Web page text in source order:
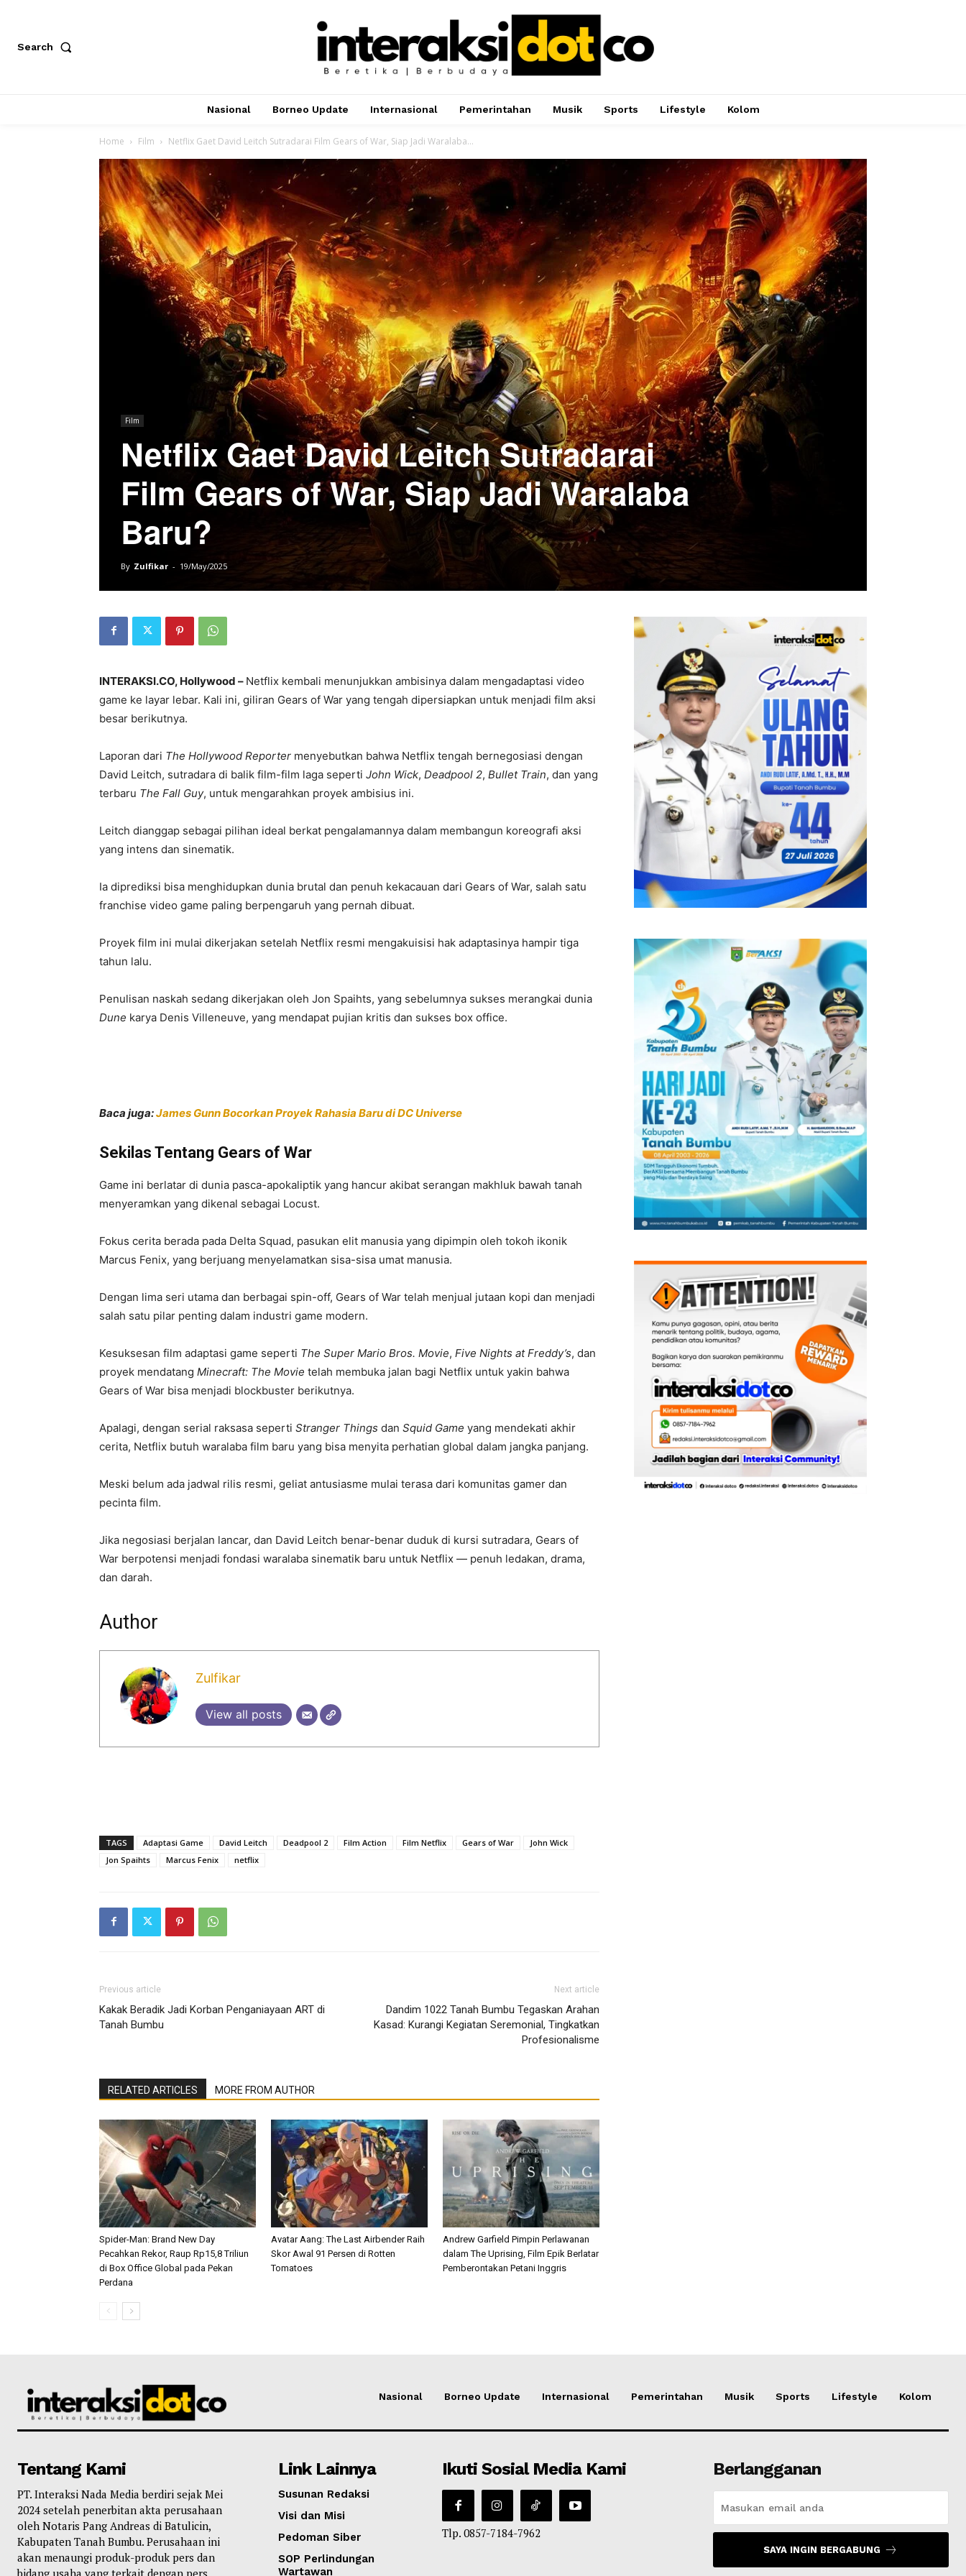
Search
Nasional Borneo Update Internasional Pemerintahan Musik Sports Lifestyle Kolom
Home Film Netflix Gaet David Leitch Sutradarai Film Gears of War, Siap Jadi Waralaba...
Film
Netflix Gaet David Leitch Sutradarai
Film Gears of War, Siap Jadi Waralaba
Baru?
By Zulfikar - 19/May/2025
INTERAKSI.CO, Hollywood – Netflix kembali menunjukkan ambisinya dalam mengadaptasi video
game ke layar lebar. Kali ini, giliran Gears of War yang tengah dipersiapkan untuk menjadi film aksi
besar berikutnya.
Laporan dari The Hollywood Reporter menyebutkan bahwa Netflix tengah bernegosiasi dengan
David Leitch, sutradara di balik film-film laga seperti John Wick, Deadpool 2, Bullet Train, dan yang
terbaru The Fall Guy, untuk mengarahkan proyek ambisius ini.
Leitch dianggap sebagai pilihan ideal berkat pengalamannya dalam membangun koreografi aksi
yang intens dan sinematik.
Ia diprediksi bisa menghidupkan dunia brutal dan penuh kekacauan dari Gears of War, salah satu
franchise video game paling berpengaruh yang pernah dibuat.
Proyek film ini mulai dikerjakan setelah Netflix resmi mengakuisisi hak adaptasinya hampir tiga
tahun lalu.
Penulisan naskah sedang dikerjakan oleh Jon Spaihts, yang sebelumnya sukses merangkai dunia
Dune karya Denis Villeneuve, yang mendapat pujian kritis dan sukses box office.
Baca juga:James Gunn Bocorkan Proyek Rahasia Baru di DC Universe
Sekilas Tentang Gears of War
Game ini berlatar di dunia pasca-apokaliptik yang hancur akibat serangan makhluk bawah tanah
menyeramkan yang dikenal sebagai Locust.
Fokus cerita berada pada Delta Squad, pasukan elit manusia yang dipimpin oleh tokoh ikonik
Marcus Fenix, yang berjuang menyelamatkan sisa-sisa umat manusia.
Dengan lima seri utama dan berbagai spin-off, Gears of War telah menjual jutaan kopi dan menjadi
salah satu pilar penting dalam industri game modern.
Kesuksesan film adaptasi game seperti The Super Mario Bros. Movie, Five Nights at Freddy’s, dan
proyek mendatang Minecraft: The Movie telah membuka jalan bagi Netflix untuk yakin bahwa
Gears of War bisa menjadi blockbuster berikutnya.
Apalagi, dengan serial raksasa seperti Stranger Things dan Squid Game yang mendekati akhir
cerita, Netflix butuh waralaba film baru yang bisa menyita perhatian global dalam jangka panjang.
Meski belum ada jadwal rilis resmi, geliat antusiasme mulai terasa dari komunitas gamer dan
pecinta film.
Jika negosiasi berjalan lancar, dan David Leitch benar-benar duduk di kursi sutradara, Gears of
War berpotensi menjadi fondasi waralaba sinematik baru untuk Netflix — penuh ledakan, drama,
dan darah.
Author
Zulfikar
View all posts
TAGS Adaptasi Game David Leitch Deadpool 2 Film Action Film Netflix Gears of War
John Wick
Jon Spaihts
Marcus Fenix netflix
Previous article
Kakak Beradik Jadi Korban Penganiayaan ART di
Tanah Bumbu
Next article
Dandim 1022 Tanah Bumbu Tegaskan Arahan
Kasad: Kurangi Kegiatan Seremonial, Tingkatkan
Profesionalisme
RELATED ARTICLES MORE FROM AUTHOR
Spider-Man: Brand New Day
Pecahkan Rekor, Raup Rp15,8 Triliun
di Box Office Global pada Pekan
Perdana
Avatar Aang: The Last Airbender Raih
Skor Awal 91 Persen di Rotten
Tomatoes
Andrew Garfield Pimpin Perlawanan
dalam The Uprising, Film Epik Berlatar
Pemberontakan Petani Inggris
Nasional Borneo Update Internasional Pemerintahan Musik Sports Lifestyle Kolom
Tentang Kami
PT. Interaksi Nada Media berdiri sejak Mei
2024 setelah penerbitan akta perusahaan
oleh Notaris Pang Andreas di Batulicin,
Kabupaten Tanah Bumbu. Perusahaan ini
akan menaungi produk-produk pers dan
bidang usaha yang terkait dengan pers
Link Lainnya
Susunan Redaksi
Visi dan Misi
Pedoman Siber
SOP Perlindungan
Wartawan
Ikuti Sosial Media Kami
Tlp. 0857-7184-7962
Berlangganan
SAYA INGIN BERGABUNG